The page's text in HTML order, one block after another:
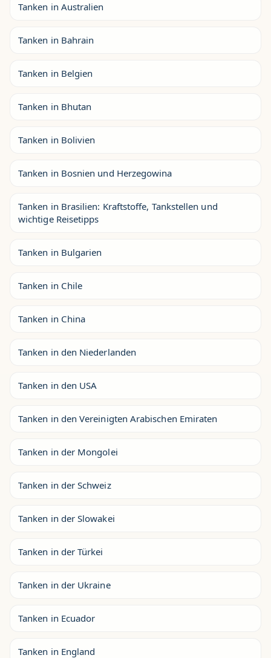
Tanken in Australien
Tanken in Bahrain
Tanken in Belgien
Tanken in Bhutan
Tanken in Bolivien
Tanken in Bosnien und Herzegowina
Tanken in Brasilien: Kraftstoffe, Tankstellen und
wichtige Reisetipps
Tanken in Bulgarien
Tanken in Chile
Tanken in China
Tanken in den Niederlanden
Tanken in den USA
Tanken in den Vereinigten Arabischen Emiraten
Tanken in der Mongolei
Tanken in der Schweiz
Tanken in der Slowakei
Tanken in der Türkei
Tanken in der Ukraine
Tanken in Ecuador
Tanken in England